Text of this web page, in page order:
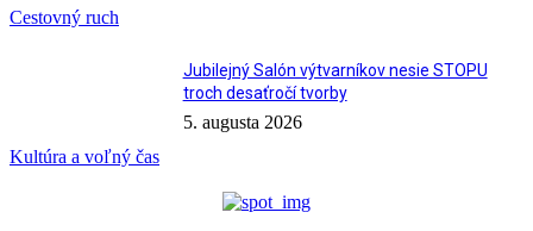
Cestovný ruch
Kultúra a voľný čas
Jubilejný Salón výtvarníkov nesie STOPU
troch desaťročí tvorby
5. augusta 2026